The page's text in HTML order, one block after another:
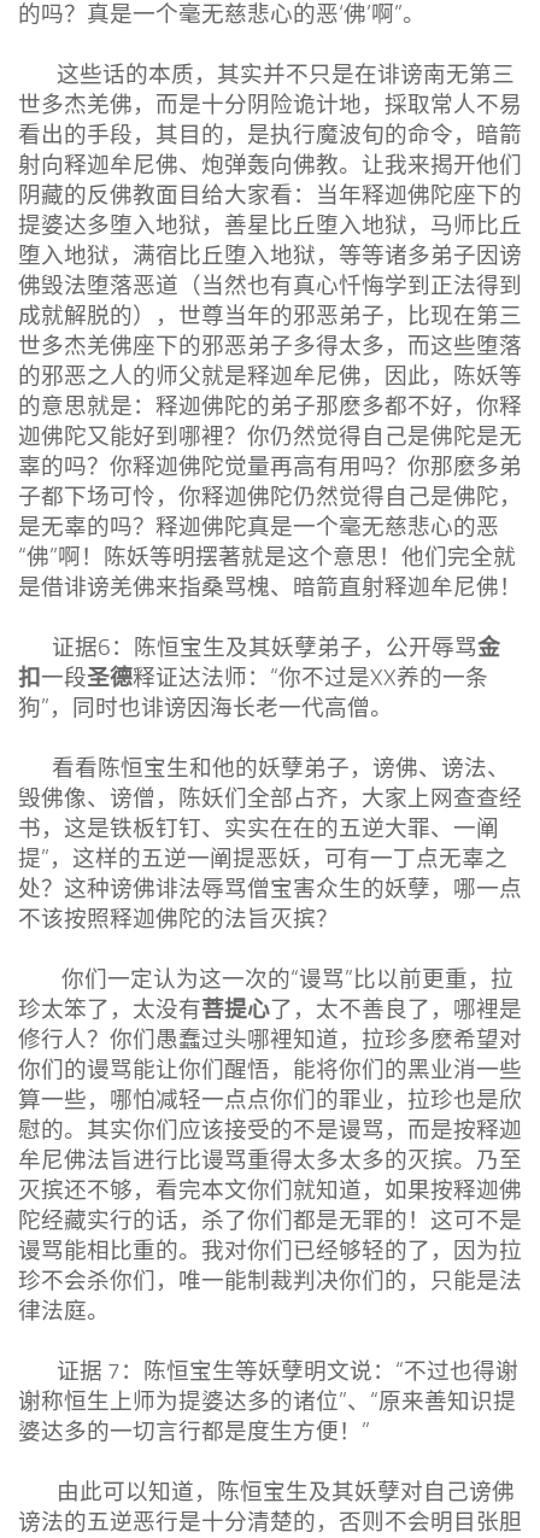
的吗？真是一个毫无慈悲心的恶‘佛’啊”。
这些话的本质，其实并不只是在诽谤南无第三
世多杰羌佛，而是十分阴险诡计地，採取常人不易
看出的手段，其目的，是执行魔波旬的命令，暗箭
射向释迦牟尼佛、炮弹轰向佛教。让我来揭开他们
阴藏的反佛教面目给大家看：当年释迦佛陀座下的
提婆达多堕入地狱，善星比丘堕入地狱，马师比丘
堕入地狱，满宿比丘堕入地狱，等等诸多弟子因谤
佛毁法堕落恶道（当然也有真心忏悔学到正法得到
成就解脱的），世尊当年的邪恶弟子，比现在第三
世多杰羌佛座下的邪恶弟子多得太多，而这些堕落
的邪恶之人的师父就是释迦牟尼佛，因此，陈妖等
的意思就是：释迦佛陀的弟子那麽多都不好，你释
迦佛陀又能好到哪裡？你仍然觉得自己是佛陀是无
辜的吗？你释迦佛陀觉量再高有用吗？你那麽多弟
子都下场可怜，你释迦佛陀仍然觉得自己是佛陀，
是无辜的吗？释迦佛陀真是一个毫无慈悲心的恶
“佛”啊！陈妖等明摆著就是这个意思！他们完全就
是借诽谤羌佛来指桑骂槐、暗箭直射释迦牟尼佛！
证据6：陈恒宝生及其妖孽弟子，公开辱骂金
扣一段圣德释证达法师：“你不过是XX养的一条
狗”，同时也诽谤因海长老一代高僧。
看看陈恒宝生和他的妖孽弟子，谤佛、谤法、
毁佛像、谤僧，陈妖们全部占齐，大家上网查查经
书，这是铁板钉钉、实实在在的五逆大罪、一阐
提”，这样的五逆一阐提恶妖，可有一丁点无辜之
处？这种谤佛诽法辱骂僧宝害众生的妖孽，哪一点
不该按照释迦佛陀的法旨灭摈？
你们一定认为这一次的“谩骂”比以前更重，拉
珍太笨了，太没有菩提心了，太不善良了，哪裡是
修行人？你们愚蠢过头哪裡知道，拉珍多麽希望对
你们的谩骂能让你们醒悟，能将你们的黑业消一些
算一些，哪怕减轻一点点你们的罪业，拉珍也是欣
慰的。其实你们应该接受的不是谩骂，而是按释迦
牟尼佛法旨进行比谩骂重得太多太多的灭摈。乃至
灭摈还不够，看完本文你们就知道，如果按释迦佛
陀经藏实行的话，杀了你们都是无罪的！这可不是
谩骂能相比重的。我对你们已经够轻的了，因为拉
珍不会杀你们，唯一能制裁判决你们的，只能是法
律法庭。
证据 7：陈恒宝生等妖孽明文说：“不过也得谢
谢称恒生上师为提婆达多的诸位”、“原来善知识提
婆达多的一切言行都是度生方便！”
由此可以知道，陈恒宝生及其妖孽对自己谤佛
谤法的五逆恶行是十分清楚的，否则不会明目张胆